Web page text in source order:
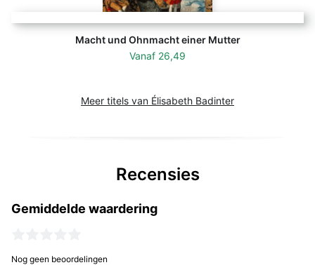
Macht und Ohnmacht einer Mutter
Vanaf 26,49
Meer titels van Élisabeth Badinter
Recensies
Gemiddelde waardering
Nog geen beoordelingen